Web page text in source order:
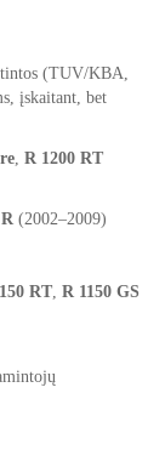
(TUV/KBA,
įskaitant, bet
R 1200 RT
(2002–2009)
RT R 1150 GS